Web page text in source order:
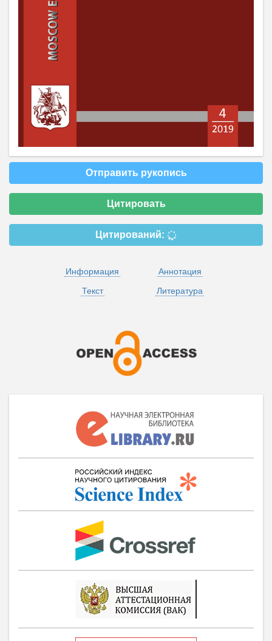
Отправить рукопись
Цитировать
Цитирований:
Информация
Аннотация
Текст
Литература